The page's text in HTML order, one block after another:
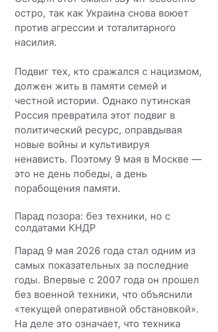
остро, так как Украина снова воюет
против агрессии и тоталитарного
насилия.
Подвиг тех, кто сражался с нацизмом,
должен жить в памяти семей и
честной истории. Однако путинская
Россия превратила этот подвиг в
политический ресурс, оправдывая
новые войны и культивируя
ненависть. Поэтому 9 мая в Москве —
это не день победы, а день
порабощения памяти.
Парад позора: без техники, но с
солдатами КНДР
Парад 9 мая 2026 года стал одним из
самых показательных за последние
годы. Впервые с 2007 года он прошел
без военной техники, что объяснили
«текущей оперативной обстановкой».
На деле это означает, что техника